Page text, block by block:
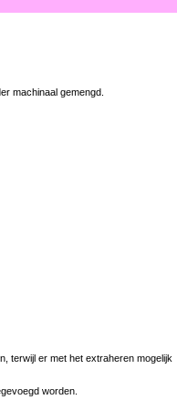
machinaal gemengd.
terwijl er met het extraheren mogelijk
worden.